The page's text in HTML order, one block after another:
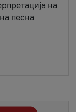
на
песна